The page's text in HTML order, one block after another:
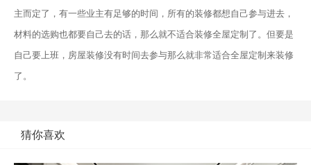
主而定了，有一些业主有足够的时间，所有的装修都想自己参与进去，
材料的选购也都要自己去的话，那么就不适合装修全屋定制了。但要是
自己要上班，房屋装修没有时间去参与那么就非常适合全屋定制来装修
了。
猜你喜欢